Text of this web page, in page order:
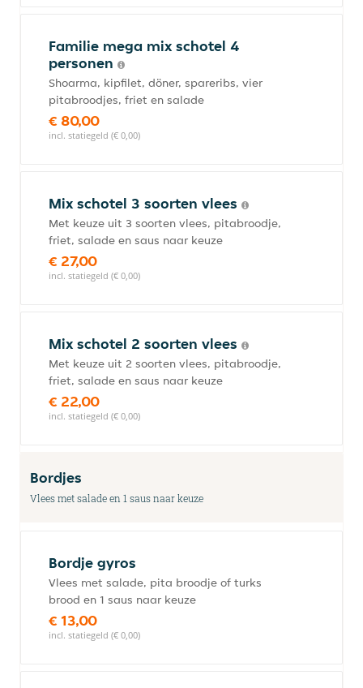
Familie mega mix schotel 4
personen
Shoarma, kipfilet, döner, spareribs, vier
pitabroodjes, friet en salade
€ 80,00
incl. statiegeld (€ 0,00)
Mix schotel 3 soorten vlees
Met keuze uit 3 soorten vlees, pitabroodje,
friet, salade en saus naar keuze
€ 27,00
incl. statiegeld (€ 0,00)
Mix schotel 2 soorten vlees
Met keuze uit 2 soorten vlees, pitabroodje,
friet, salade en saus naar keuze
€ 22,00
incl. statiegeld (€ 0,00)
Bordjes
Vlees met salade en 1 saus naar keuze
Bordje gyros
Vlees met salade, pita broodje of turks
brood en 1 saus naar keuze
€ 13,00
incl. statiegeld (€ 0,00)